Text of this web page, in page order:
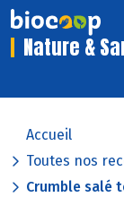
Nature &
Accueil
Toutes nos
Crumble salé